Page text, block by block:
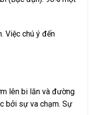
Việc chú ý đến
lên bi lăn và đường
bởi sự va chạm. Sự